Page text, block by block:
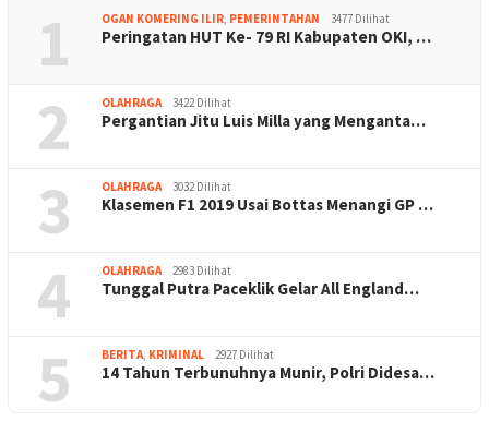
1 OGAN KOMERING ILIR, PEMERINTAHAN 3477 Dilihat
Peringatan HUT Ke- 79 RI Kabupaten OKI, …
2 OLAHRAGA 3422 Dilihat
Pergantian Jitu Luis Milla yang Menganta…
3 OLAHRAGA 3032 Dilihat
Klasemen F1 2019 Usai Bottas Menangi GP …
4 OLAHRAGA 2983 Dilihat
Tunggal Putra Paceklik Gelar All England…
5 BERITA, KRIMINAL 2927 Dilihat
14 Tahun Terbunuhnya Munir, Polri Didesa…